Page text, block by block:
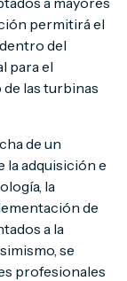
permitirá el
del
para el
las turbinas
de un
adquisición e
la
de
a la
se
profesionales